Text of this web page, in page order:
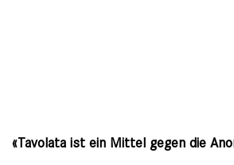
«Tavolata ist ein Mittel gegen die